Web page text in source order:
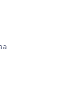
основе 933 оценок